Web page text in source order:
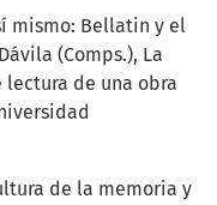
mismo: Bellatin y el
(Comps.), La
de una obra
de la memoria y